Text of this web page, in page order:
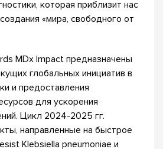
которая приблизит нас
«мира, свободного от
MDx Impact предназначены
глобальных инициатив в
и предоставления
для ускорения
Цикл 2024-2025 гг.
направленные на быстрое
Klebsiella pneumoniae и